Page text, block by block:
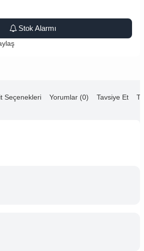
Stok Alarmı
Seçenekleri Yorumlar (0) Tavsiye Et